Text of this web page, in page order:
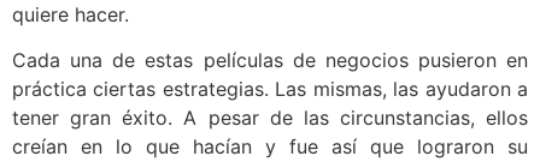
quiere hacer.
Cada una de estas películas de negocios pusieron en
práctica ciertas estrategias. Las mismas, las ayudaron a
tener gran éxito. A pesar de las circunstancias, ellos
creían en lo que hacían y fue así que lograron su